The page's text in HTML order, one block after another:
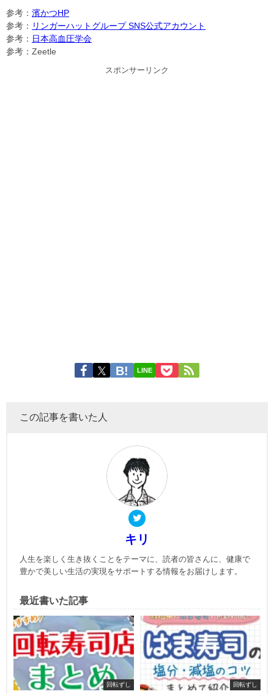
参考： 濱かつHP
参考： リンガーハットグループ SNS公式アカウント
参考： 日本高血圧学会
参考：Zeetle
スポンサーリンク
LINE
この記事を書いた人
キリ
人生を楽しく生き抜くことをテーマに、読者の皆さんに、健康で
豊かで美しい生活の実現をサポートする情報をお届けします。
最近書いた記事
回転ずし 回転ずし